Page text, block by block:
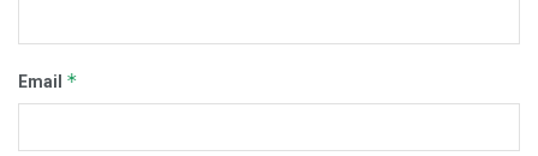
Email *